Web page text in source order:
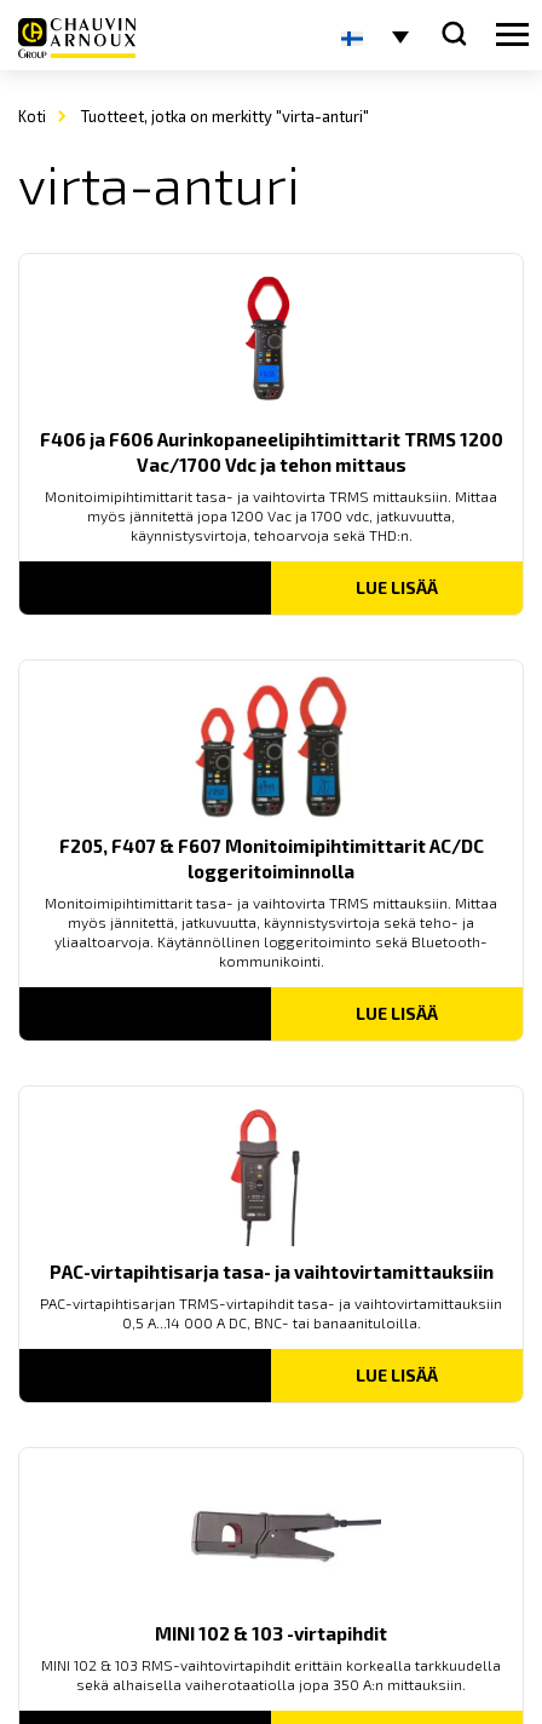
Koti Tuotteet, jotka on merkitty "virta-anturi"
virta-anturi
F406 ja F606 Aurinkopaneelipihtimittarit TRMS 1200
Vac/1700 Vdc ja tehon mittaus
Monitoimipihtimittarit tasa- ja vaihtovirta TRMS mittauksiin. Mittaa
myös jännitettä jopa 1200 Vac ja 1700 vdc, jatkuvuutta,
käynnistysvirtoja, tehoarvoja sekä THD:n.
LUE LISÄÄ
F205, F407 & F607 Monitoimipihtimittarit AC/DC
loggeritoiminnolla
Monitoimipihtimittarit tasa- ja vaihtovirta TRMS mittauksiin. Mittaa
myös jännitettä, jatkuvuutta, käynnistysvirtoja sekä teho- ja
yliaaltoarvoja. Käytännöllinen loggeritoiminto sekä Bluetooth-
kommunikointi.
LUE LISÄÄ
PAC-virtapihtisarja tasa- ja vaihtovirtamittauksiin
PAC-virtapihtisarjan TRMS-virtapihdit tasa- ja vaihtovirtamittauksiin
0,5 A...14 000 A DC, BNC- tai banaanituloilla.
LUE LISÄÄ
MINI 102 & 103 -virtapihdit
MINI 102 & 103 RMS-vaihtovirtapihdit erittäin korkealla tarkkuudella
sekä alhaisella vaiherotaatiolla jopa 350 A:n mittauksiin.